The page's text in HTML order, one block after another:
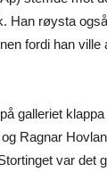
Han røysta
fordi han ville
galleriet
Ragnar
var det